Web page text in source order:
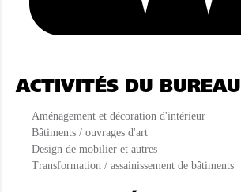
ACTIVITÉS DU BUREAU
Aménagement et décoration d'intérieur
Bâtiments / ouvrages d'art
Design de mobilier et autres
Transformation / assainissement de bâtiments